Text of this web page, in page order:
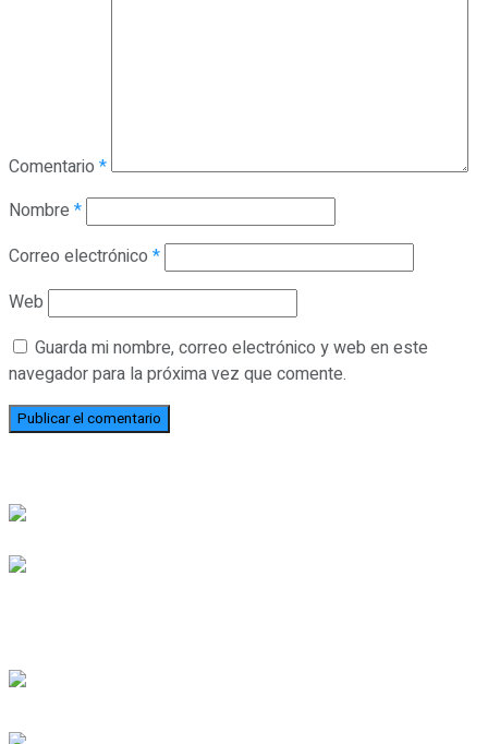
Comentario *
Nombre *
Correo electrónico *
Web
Guarda mi nombre, correo electrónico y web en este
navegador para la próxima vez que comente.